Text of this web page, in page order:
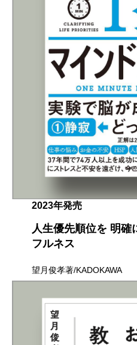
2023年発売
人生優先順位を 明確
フルネス
望月俊孝著/KADOKAWA